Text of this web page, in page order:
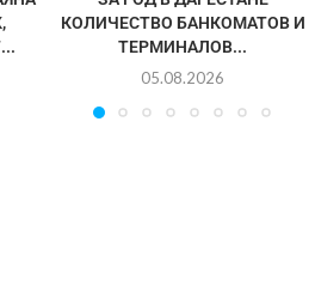
КОЛИЧЕСТВО БАНКОМАТОВ И
ТЕРМИНАЛОВ...
05.08.2026